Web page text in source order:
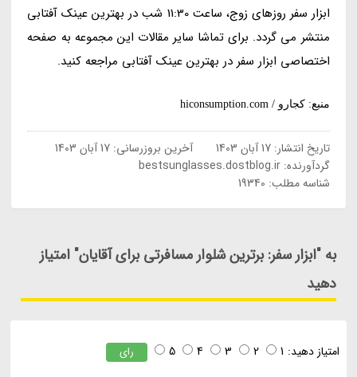
ابزار سفر روزهای زوج، ساعت 11:30 شب در بهترین عینک آفتابی
منتشر می گردد. برای تماشا سایر مقالات این مجموعه به صفحه
اختصاصی ابزار سفر در بهترین عینک آفتابی مراجعه کنید.
منبع: کجارو / hiconsumption.com
تاریخ انتشار:17 آبان 1403 آخرین بروزرسانی:17 آبان 1403
گردآورنده:bestsunglasses.dostblog.ir
شناسه مطلب: 19340
به "ابزار سفر: برترین شلوار مسافرتی برای آقایان" امتیاز
دهید
امتیاز دهید: 1
2
3
4
5 رای